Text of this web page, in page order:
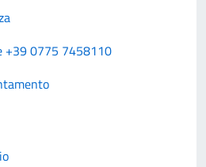
+39 0775 7458110